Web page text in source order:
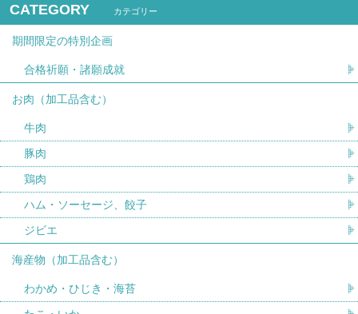
CATEGORY カテゴリー
期間限定の特別企画
合格祈願・諸願成就
お肉（加工品含む）
牛肉
豚肉
鶏肉
ハム・ソーセージ、餃子
ジビエ
海産物（加工品含む）
わかめ・ひじき・海苔